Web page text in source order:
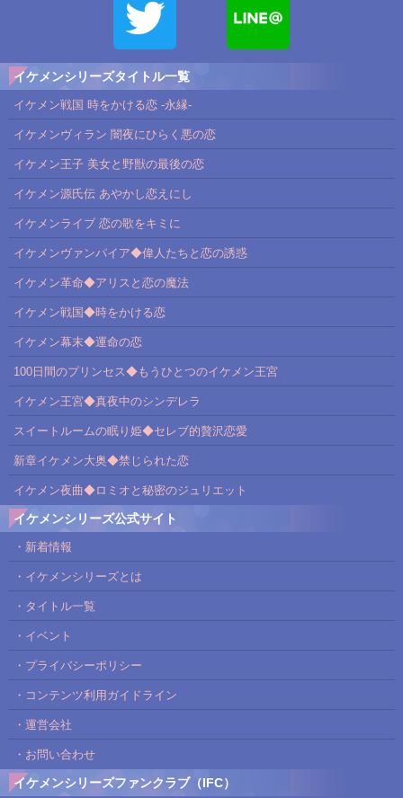
イケメンシリーズタイトル一覧
イケメン戦国 時をかける恋 -永縁-
イケメンヴィラン 闇夜にひらく悪の恋
イケメン王子 美女と野獣の最後の恋
イケメン源氏伝 あやかし恋えにし
イケメンライブ 恋の歌をキミに
イケメンヴァンパイア◆偉人たちと恋の誘惑
イケメン革命◆アリスと恋の魔法
イケメン戦国◆時をかける恋
イケメン幕末◆運命の恋
100日間のプリンセス◆もうひとつのイケメン王宮
イケメン王宮◆真夜中のシンデレラ
スイートルームの眠り姫◆セレブ的贅沢恋愛
新章イケメン大奥◆禁じられた恋
イケメン夜曲◆ロミオと秘密のジュリエット
イケメンシリーズ公式サイト
・新着情報
・イケメンシリーズとは
・タイトル一覧
・イベント
・プライバシーポリシー
・コンテンツ利用ガイドライン
・運営会社
・お問い合わせ
イケメンシリーズファンクラブ（IFC）